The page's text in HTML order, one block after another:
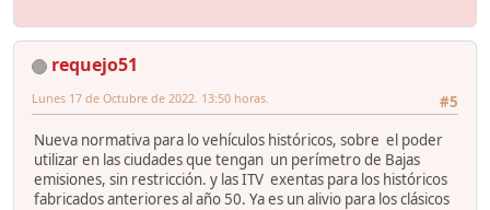
requejo51
#5
Lunes 17 de Octubre de 2022. 13:50 horas.
Nueva normativa para lo vehículos históricos, sobre el poder
utilizar en las ciudades que tengan un perímetro de Bajas
emisiones, sin restricción. y las ITV exentas para los históricos
fabricados anteriores al año 50. Ya es un alivio para los clásicos